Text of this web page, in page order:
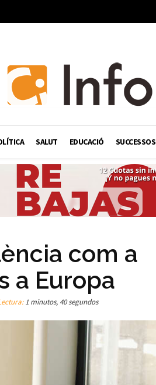
SALUT EDUCACIÓ SUCCESSOS
com a
a Europa
1 minutos, 40 segundos